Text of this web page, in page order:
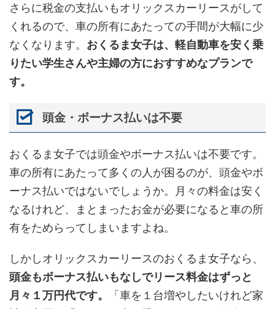
さらに税金の支払いもオリックスカーリースがして
くれるので、車の所有にあたっての手間が大幅に少
なくなります。 おくるま女子は、軽自動車を安く乗
りたい学生さんや主婦の方におすすめなプランで
す。
頭金・ボーナス払いは不要
おくるま女子では頭金やボーナス払いは不要です。
車の所有にあたって多くの人が困るのが、頭金やボ
ーナス払いではないでしょうか。月々の料金は安く
なるけれど、まとまったお金が必要になると車の所
有をためらってしまいますよね。
しかしオリックスカーリースのおくるま女子なら、
頭金もボーナス払いもなしでリース料金はずっと
月々１万円代です。
「車を１台増やしたいけれど家